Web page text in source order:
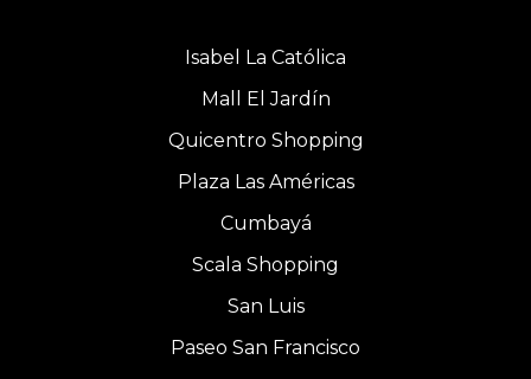
Isabel La Católica
Mall El Jardín
Quicentro Shopping
Plaza Las Américas
Cumbayá
Scala Shopping
San Luis
Paseo San Francisco